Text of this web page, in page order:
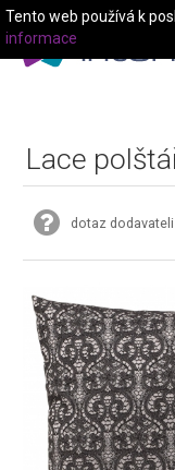
Lace
dotaz dodavateli
Tento web používá k
informace